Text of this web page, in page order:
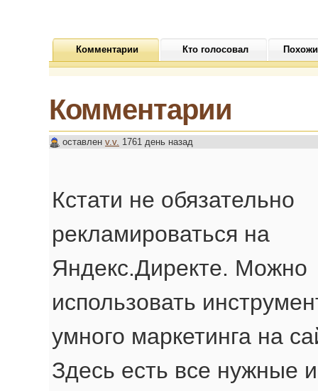
Комментарии Кто голосовал
Комментарии
оставлен v.v. 1761 день назад
Кстати не обязательно
рекламироваться на
Яндекс.Директе. Можно
использовать
умного маркетинга на
Здесь есть все нужные